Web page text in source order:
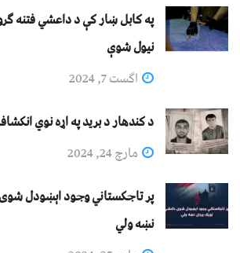
په کابل ښار کې د داعشي فتنه
نيول شوې
اگست 7, 2024
د کندهار د برید په اړه نوي
مارچ 24, 2024
پر تاجکستاني وجود اېښودل
نښه ولي